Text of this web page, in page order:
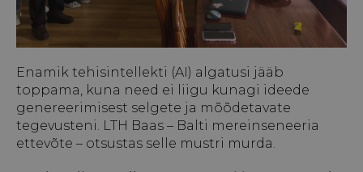
Enamik tehisintellekti (AI) algatusi jääb
toppama, kuna need ei liigu kunagi ideede
genereerimisest selgete ja mõõdetavate
tegevusteni. LTH Baas – Balti mereinseneeria
ettevõte – otsustas selle mustri murda.